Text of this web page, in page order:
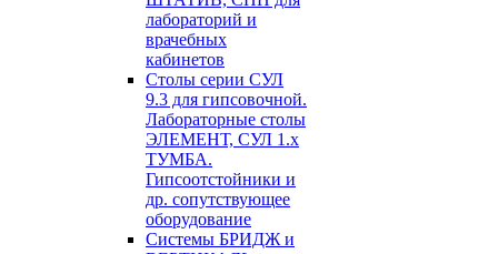
лабораторий и
врачебных
кабинетов
Столы серии СУЛ
9.3 для гипсовочной.
Лабораторные столы
ЭЛЕМЕНТ, СУЛ 1.х
ТУМБА.
Гипсоотстойники и
др. сопутствующее
оборудование
Системы БРИДЖ и